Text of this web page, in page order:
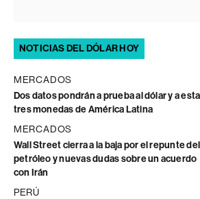
NOTICIAS DEL DÓLAR HOY
MERCADOS
Dos datos pondrán a prueba al dólar y a
tres monedas de América Latina
MERCADOS
Wall Street cierra a la baja por el repunte del
petróleo y nuevas dudas sobre un acuerdo
con Irán
PERÚ